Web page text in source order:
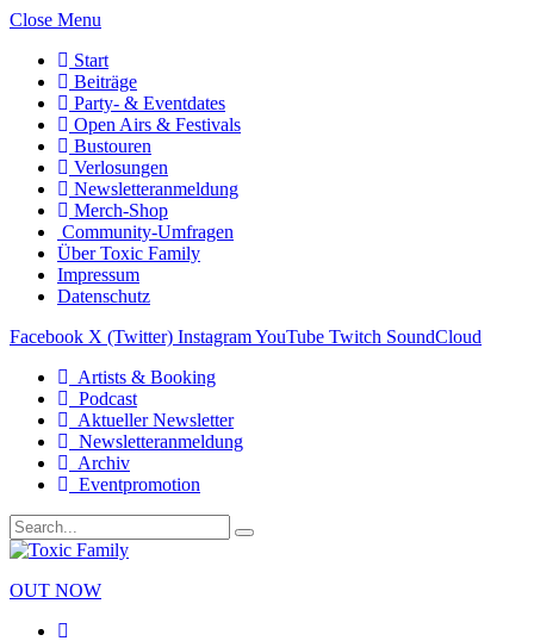
Close Menu
Start
Beiträge
Party- & Eventdates
Open Airs & Festivals
Bustouren
Verlosungen
Newsletteranmeldung
Merch-Shop
Community-Umfragen
Über Toxic Family
Impressum
Datenschutz
Facebook X (Twitter) InstagramYouTube Twitch SoundCloud
Artists & Booking
Podcast
Aktueller Newsletter
Newsletteranmeldung
Archiv
Eventpromotion
OUT NOW